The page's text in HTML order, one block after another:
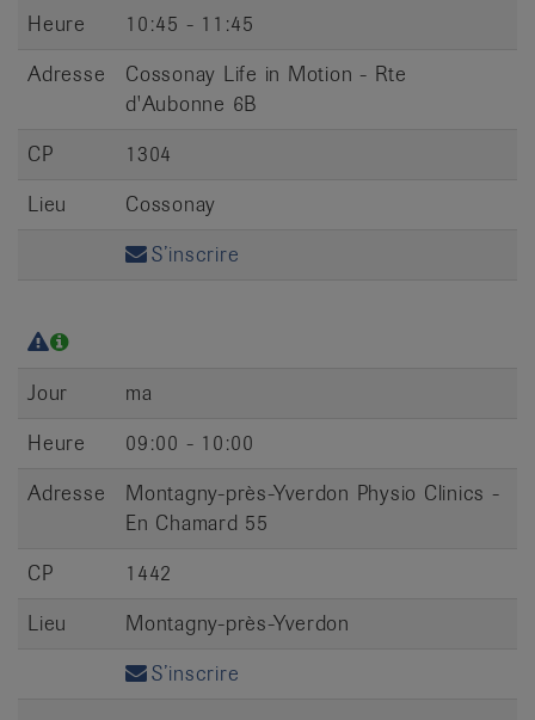
Heure
10:45 - 11:45
Adresse
Cossonay Life in Motion - Rte
d'Aubonne 6B
CP
1304
Lieu
Cossonay
S’inscrire
Jour
ma
Heure
09:00 - 10:00
Adresse
Montagny-près-Yverdon Physio Clinics -
En Chamard 55
CP
1442
Lieu
Montagny-près-Yverdon
S’inscrire